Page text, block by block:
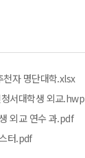
천자 명단대학.xlsx
서대학생 외교.hwp
외교 연수 과.pdf
터.pdf